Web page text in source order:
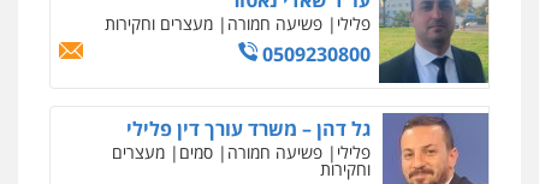
פלילי פשיעה חמורה מעצרים וחקירות
0509230800
גל דהן – משרד עורך דין פלילי
פלילי פשיעה חמורה סמים מעצרים
וחקירות